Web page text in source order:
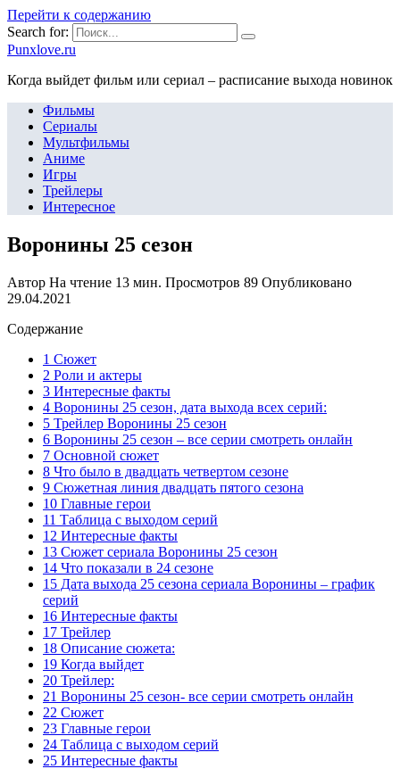
Перейти к содержанию
Search for:
Punxlove.ru
Когда выйдет фильм или сериал – расписание выхода новинок
Фильмы
Сериалы
Мультфильмы
Аниме
Игры
Трейлеры
Интересное
Воронины 25 сезон
Автор На чтение 13 мин. Просмотров 89 Опубликовано
29.04.2021
Содержание
1 Сюжет
2 Роли и актеры
3 Интересные факты
4 Воронины 25 сезон, дата выхода всех серий:
5 Трейлер Воронины 25 сезон
6 Воронины 25 сезон – все серии смотреть онлайн
7 Основной сюжет
8 Что было в двадцать четвертом сезоне
9 Сюжетная линия двадцать пятого сезона
10 Главные герои
11 Таблица с выходом серий
12 Интересные факты
13 Сюжет сериала Воронины 25 сезон
14 Что показали в 24 сезоне
15 Дата выхода 25 сезона сериала Воронины – график
серий
16 Интересные факты
17 Трейлер
18 Описание сюжета:
19 Когда выйдет
20 Трейлер:
21 Воронины 25 сезон- все серии смотреть онлайн
22 Сюжет
23 Главные герои
24 Таблица с выходом серий
25 Интересные факты